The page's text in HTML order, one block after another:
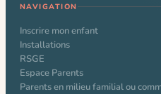
NAVIGATION
Inscrire mon enfant
Installations
RSGE
Espace Parents
Parents en milieu familial ou